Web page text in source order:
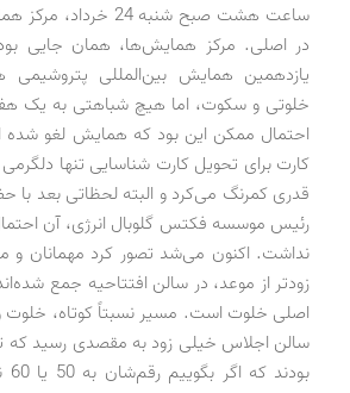
ساعت هشت صبح شنبه 24
در اصلی. مرکز همایش‌ها، همان جایی
یازدهمین همایش بین‌المللی پتروشیمی
خلوتی و سکوت، اما هیچ شباهتی به یک
احتمال ممکن این بود که همایش لغو
کارت برای تحویل کارت شناسایی تنها دلگرمی
قدری کمرنگ می‌کرد و البته لحظاتی بعد با
رئیس‌ موسسه فکتس‌ گلوبال انرژی، آن
نداشت. اکنون می‌شد تصور کرد مهمانان و
زودتر از موعد، در سالن افتتاحیه جمع
اصلی خلوت است. مسیر نسبتاً کوتاه، خلوت
سالن اجلاس خیلی زود به مقصدی رسید که